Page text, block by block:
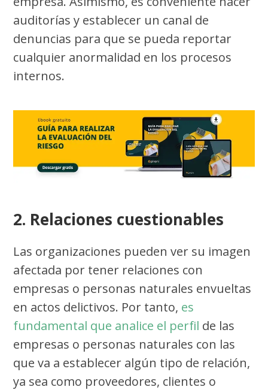
auditorías y establecer un canal de
denuncias para que se pueda reportar
cualquier anormalidad en los procesos
internos.
2. Relaciones cuestionables
Las organizaciones pueden ver su imagen
afectada por tener relaciones con
empresas o personas naturales envueltas
en actos delictivos. Por tanto, es
fundamental que analice el perfil de las
empresas o personas naturales con las
que va a establecer algún tipo de relación,
ya sea como proveedores, clientes o